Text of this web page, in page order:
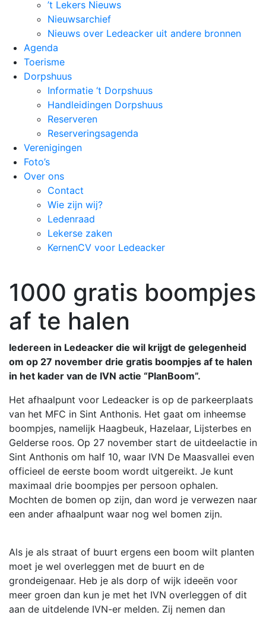
’t Lekers Nieuws
Nieuwsarchief
Nieuws over Ledeacker uit andere bronnen
Agenda
Toerisme
Dorpshuus
Informatie ‘t Dorpshuus
Handleidingen Dorpshuus
Reserveren
Reserveringsagenda
Verenigingen
Foto’s
Over ons
Contact
Wie zijn wij?
Ledenraad
Lekerse zaken
KernenCV voor Ledeacker
1000 gratis boompjes
af te halen
Iedereen in Ledeacker die wil krijgt de gelegenheid
om op 27 november drie gratis boompjes af te halen
in het kader van de IVN actie “PlanBoom”.
Het afhaalpunt voor Ledeacker is op de parkeerplaats
van het MFC in Sint Anthonis. Het gaat om inheemse
boompjes, namelijk Haagbeuk, Hazelaar, Lijsterbes en
Gelderse roos. Op 27 november start de uitdeelactie in
Sint Anthonis om half 10, waar IVN De Maasvallei even
officieel de eerste boom wordt uitgereikt. Je kunt
maximaal drie boompjes per persoon ophalen.
Mochten de bomen op zijn, dan word je verwezen naar
een ander afhaalpunt waar nog wel bomen zijn.
Als je als straat of buurt ergens een boom wilt planten
moet je wel overleggen met de buurt en de
grondeigenaar. Heb je als dorp of wijk ideeën voor
meer groen dan kun je met het IVN overleggen of dit
aan de uitdelende IVN-er melden. Zij nemen dan